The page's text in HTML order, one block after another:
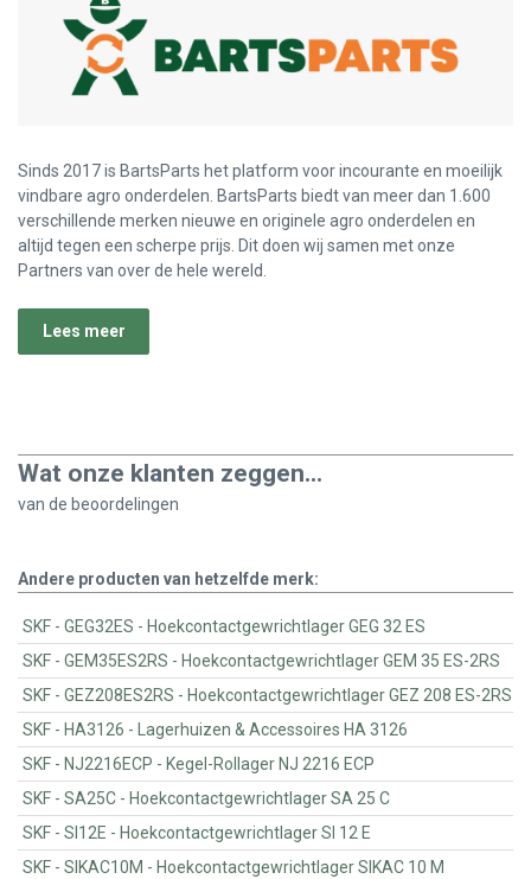
Sinds 2017 is BartsParts het platform voor incourante en moeilijk
vindbare agro onderdelen. BartsParts biedt van meer dan 1.600
verschillende merken nieuwe en originele agro onderdelen en
altijd tegen een scherpe prijs. Dit doen wij samen met onze
Partners van over de hele wereld.
Lees meer
Wat onze klanten zeggen...
van de beoordelingen
Andere producten van hetzelfde merk:
SKF - GEG32ES - Hoekcontactgewrichtlager GEG 32 ES
SKF - GEM35ES2RS - Hoekcontactgewrichtlager GEM 35 ES-2RS
SKF - GEZ208ES2RS - Hoekcontactgewrichtlager GEZ 208 ES-2RS
SKF - HA3126 - Lagerhuizen & Accessoires HA 3126
SKF - NJ2216ECP - Kegel-Rollager NJ 2216 ECP
SKF - SA25C - Hoekcontactgewrichtlager SA 25 C
SKF - SI12E - Hoekcontactgewrichtlager SI 12 E
SKF - SIKAC10M - Hoekcontactgewrichtlager SIKAC 10 M